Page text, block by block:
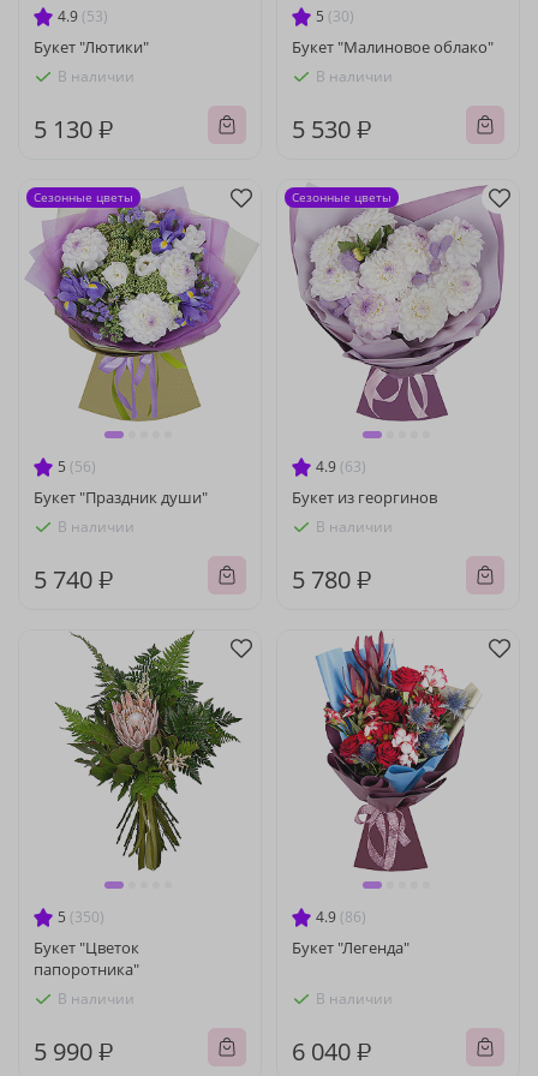
4.9 (53)
Букет "Лютики"
В наличии
5 130 ₽
5 (30)
Букет "Малиновое облако"
В наличии
5 530 ₽
5 (56)
Букет "Праздник души"
В наличии
5 740 ₽
Сезонные цветы
4.9 (63)
Букет из георгинов
В наличии
5 780 ₽
Сезонные цветы
5 (350)
Букет "Цветок
папоротника"
В наличии
5 990 ₽
4.9 (86)
Букет "Легенда"
В наличии
6 040 ₽